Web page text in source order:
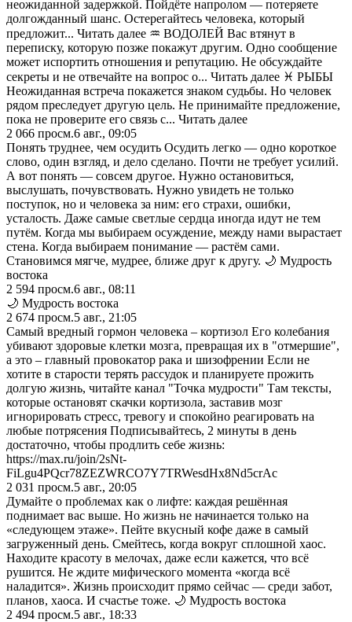
неожиданной задержкой. Пойдёте напролом — потеряете
долгожданный шанс. Остерегайтесь человека, который
предложит... Читать далее ♒️ ВОДОЛЕЙ Вас втянут в
переписку, которую позже покажут другим. Одно сообщение
может испортить отношения и репутацию. Не обсуждайте
секреты и не отвечайте на вопрос о... Читать далее ♓️ РЫБЫ
Неожиданная встреча покажется знаком судьбы. Но человек
рядом преследует другую цель. Не принимайте предложение,
пока не проверите его связь с... Читать далее
2 066 просм.6 авг., 09:05
Понять труднее, чем осудить Осудить легко — одно короткое
слово, один взгляд, и дело сделано. Почти не требует усилий.
А вот понять — совсем другое. Нужно остановиться,
выслушать, почувствовать. Нужно увидеть не только
поступок, но и человека за ним: его страхи, ошибки,
усталость. Даже самые светлые сердца иногда идут не тем
путём. Когда мы выбираем осуждение, между нами вырастает
стена. Когда выбираем понимание — растём сами.
Становимся мягче, мудрее, ближе друг к другу. 🌙 Мудрость
востока
2 594 просм.6 авг., 08:11
🌙 Мудрость востока
2 674 просм.5 авг., 21:05
Самый вредный гормон человека – кортизол Его колебания
убивают здоровые клетки мозга, превращая их в "отмершие",
а это – главный провокатор рака и шизофрении Если не
хотите в старости терять рассудок и планируете прожить
долгую жизнь, читайте канал "Точка мудрости" Там тексты,
которые остановят скачки кортизола, заставив мозг
игнорировать стресс, тревогу и спокойно реагировать на
любые потрясения Подписывайтесь, 2 минуты в день
достаточно, чтобы продлить себе жизнь:
https://max.ru/join/2sNt-
FiLgu4PQcr78ZEZWRCO7Y7TRWesdHx8Nd5crAc
2 031 просм.5 авг., 20:05
Думайте о проблемах как о лифте: каждая решённая
поднимает вас выше. Но жизнь не начинается только на
«следующем этаже». Пейте вкусный кофе даже в самый
загруженный день. Смейтесь, когда вокруг сплошной хаос.
Находите красоту в мелочах, даже если кажется, что всё
рушится. Не ждите мифического момента «когда всё
наладится». Жизнь происходит прямо сейчас — среди забот,
планов, хаоса. И счастье тоже. 🌙 Мудрость востока
2 494 просм.5 авг., 18:33